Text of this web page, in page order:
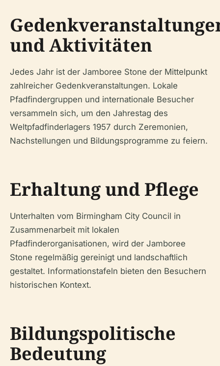
und Aktivitäten
Jedes Jahr ist der Jamboree Stone der Mittelpunkt
zahlreicher Gedenkveranstaltungen. Lokale
Pfadfindergruppen und internationale Besucher
versammeln sich, um den Jahrestag des
Weltpfadfinderlagers 1957 durch Zeremonien,
Nachstellungen und Bildungsprogramme zu feiern.
Erhaltung und Pflege
Unterhalten vom Birmingham City Council in
Zusammenarbeit mit lokalen
Pfadfinderorganisationen, wird der Jamboree
Stone regelmäßig gereinigt und landschaftlich
gestaltet. Informationstafeln bieten den Besuchern
historischen Kontext.
Bildungspolitische
Bedeutung